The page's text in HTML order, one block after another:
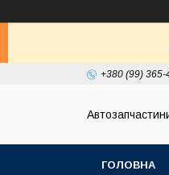
+380 (99) 365-
ГОЛОВНА